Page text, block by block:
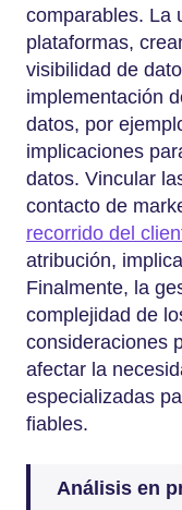
comparables. La
plataformas,
visibilidad de
implementación
datos, por
implicaciones
datos. Vincular
contacto de
recorrido del
atribución,
Finalmente, la
complejidad de
consideraciones
afectar la
especializadas
fiables.
Análisis en